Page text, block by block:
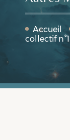
Accueil
collectif